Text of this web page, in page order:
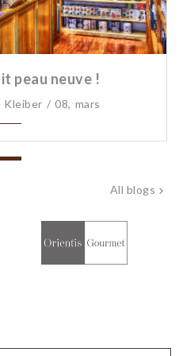
peau neuve !
Kleiber 08, mars
All blogs 